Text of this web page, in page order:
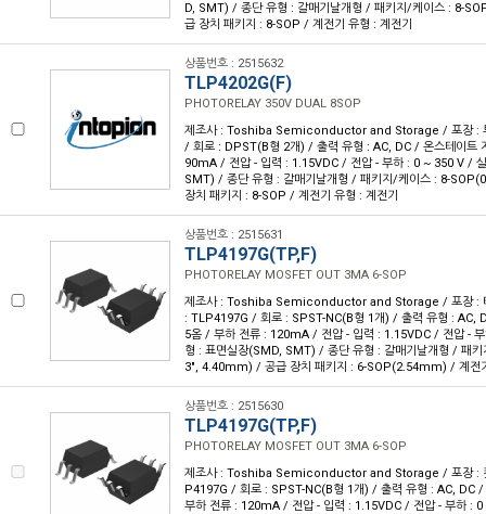
D, SMT) / 종단 유형 : 갈매기날개형 / 패키지/케이스 : 8-
급 장치 패키지 : 8-SOP / 계전기 유형 : 계전기
상품번호 : 2515632
TLP4202G(F)
PHOTORELAY 350V DUAL 8SOP
제조사 : Toshiba Semiconductor and Storage / 포장 :
/ 회로 : DPST(B형 2개) / 출력 유형 : AC, DC / 온스테이트
90mA / 전압 - 입력 : 1.15VDC / 전압 - 부하 : 0 ~ 350 V /
SMT) / 종단 유형 : 갈매기날개형 / 패키지/케이스 : 8-
장치 패키지 : 8-SOP / 계전기 유형 : 계전기
상품번호 : 2515631
TLP4197G(TP,F)
PHOTORELAY MOSFET OUT 3MA 6-SOP
제조사 : Toshiba Semiconductor and Storage / 포장 :
: TLP4197G / 회로 : SPST-NC(B형 1개) / 출력 유형 : AC,
5옴 / 부하 전류 : 120mA / 전압 - 입력 : 1.15VDC / 전압 -
형 : 표면실장(SMD, SMT) / 종단 유형 : 갈매기날개형 / 패
3", 4.40mm) / 공급 장치 패키지 : 6-SOP(2.54mm) / 계전
상품번호 : 2515630
TLP4197G(TP,F)
PHOTORELAY MOSFET OUT 3MA 6-SOP
제조사 : Toshiba Semiconductor and Storage / 포장 :
P4197G / 회로 : SPST-NC(B형 1개) / 출력 유형 : AC, DC
부하 전류 : 120mA / 전압 - 입력 : 1.15VDC / 전압 - 부하 :